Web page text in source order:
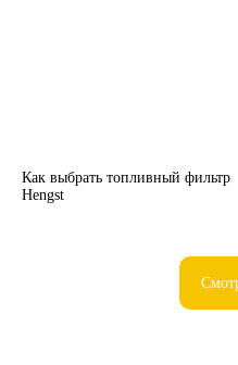
Как выбрать топливный фильтр
Hengst